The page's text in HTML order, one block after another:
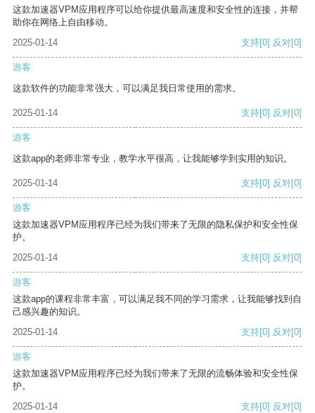
这款加速器VPM应用程序可以给你提供最高速度和安全性的连接，并帮
助你在网络上自由移动。
2025-01-14
支持[0] 反对[0]
游客
这款软件的功能非常强大，可以满足我日常使用的需求。
2025-01-14 支持[0] 反对[0]
游客
这款app的老师非常专业，教学水平很高，让我能够学到实用的知识。
2025-01-14 支持[0] 反对[0]
游客
这款加速器VPM应用程序已经为我们带来了无限的隐私保护和安全性保
护。
2025-01-14
支持[0] 反对[0]
游客
这款app的课程非常丰富，可以满足我不同的学习需求，让我能够找到自
己感兴趣的知识。
2025-01-14
支持[0] 反对[0]
游客
这款加速器VPM应用程序已经为我们带来了无限的流畅体验和安全性保
护。
2025-01-14
支持[0] 反对[0]